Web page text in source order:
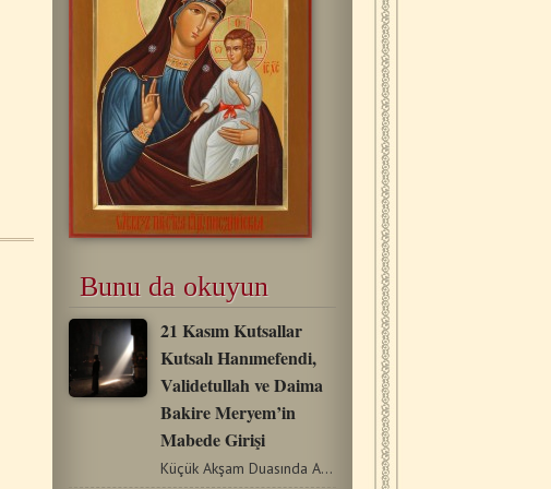
Bunu da okuyun
21 Kasım Kutsallar
Kutsalı Hanımefendi,
Validetullah ve Daima
Bakire Meryem’in
Mabede Girişi
Küçük Akşam Duasında Allah’ın izniyle bugün Yoakim…